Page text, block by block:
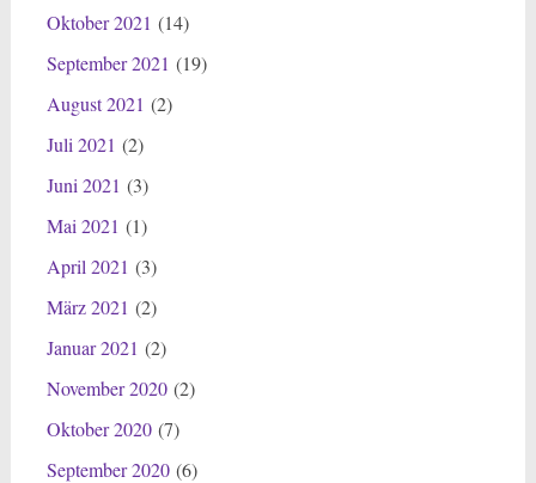
Oktober 2021 (14)
September 2021 (19)
August 2021 (2)
Juli 2021 (2)
Juni 2021 (3)
Mai 2021 (1)
April 2021 (3)
März 2021 (2)
Januar 2021 (2)
November 2020(2)
Oktober 2020(7)
September 2020(6)